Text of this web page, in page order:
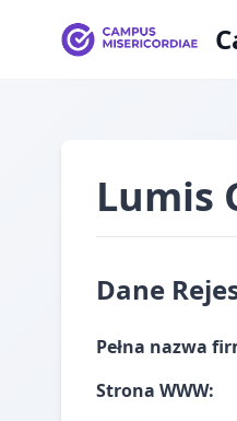
Lumis
Dane
Pełna nazwa
Strona WWW: